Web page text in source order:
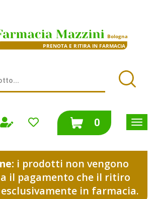
0prodotti
inseriti
i prodotti non vengono
il pagamento che il ritiro
in farmacia.